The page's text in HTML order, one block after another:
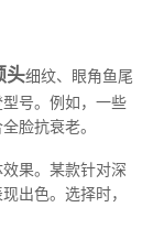
头细纹、眼角鱼尾
号。例如，一些
脸抗衰老。
果。某款针对深
出色。选择时，